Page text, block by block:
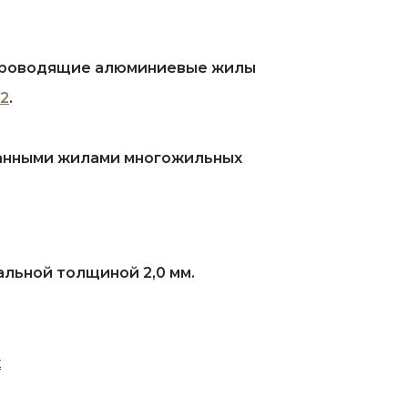
алюминиевые жилы
.
жилами многожильных
толщиной 2,0 мм.